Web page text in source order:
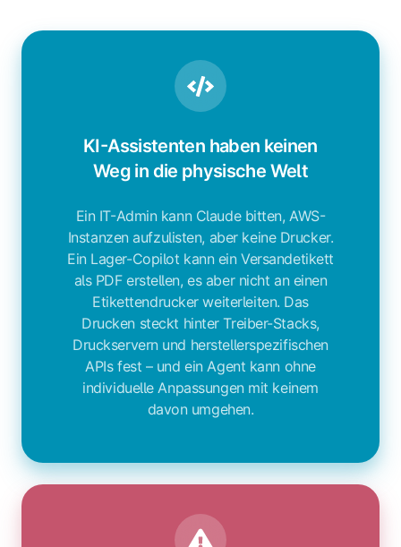
KI-Assistenten haben keinen
Weg in die physische Welt
Ein IT-Admin kann Claude bitten, AWS-
Instanzen aufzulisten, aber keine Drucker.
Ein Lager-Copilot kann ein Versandetikett
als PDF erstellen, es aber nicht an einen
Etikettendrucker weiterleiten. Das
Drucken steckt hinter Treiber-Stacks,
Druckservern und herstellerspezifischen
APIs fest – und ein Agent kann ohne
individuelle Anpassungen mit keinem
davon umgehen.